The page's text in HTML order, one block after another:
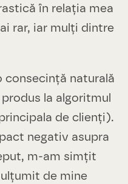
în relația mea
rar, iar mulți dintre
naturală
la algoritmul
de clienți).
negativ asupra
m-am simțit
de mine